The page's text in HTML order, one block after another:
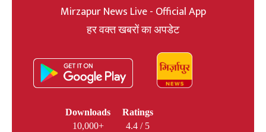
Mirzapur News Live - Official App
हर वक्त खबरों का अपडेट
Downloads
10,000+
Ratings
4.4 / 5